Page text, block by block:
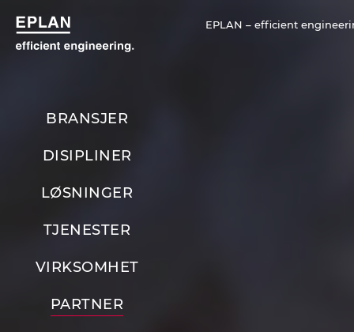
EPLAN – efficient
BRANSJER
DISIPLINER
LØSNINGER
TJENESTER
VIRKSOMHET
PARTNER